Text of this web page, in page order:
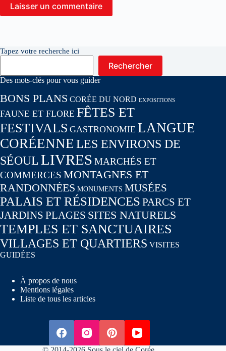
Laisser un commentaire
Tapez votre recherche ici
Rechercher
Des mots-clés pour vous guider
BONS PLANS CORÉE DU NORD EXPOSITIONS
FAUNE ET FLORE FÊTES ET
FESTIVALS GASTRONOMIE LANGUE
CORÉENNE LES ENVIRONS DE
SÉOULLIVRES MARCHÉS ET
COMMERCES MONTAGNES ET
RANDONNÉES MONUMENTS MUSÉES
PALAIS ET RÉSIDENCES PARCS ET
JARDINS PLAGES SITES NATURELS
TEMPLES ET SANCTUAIRES
VILLAGES ET QUARTIERS VISITES
GUIDÉES
À propos de nous
Mentions légales
Liste de tous les articles